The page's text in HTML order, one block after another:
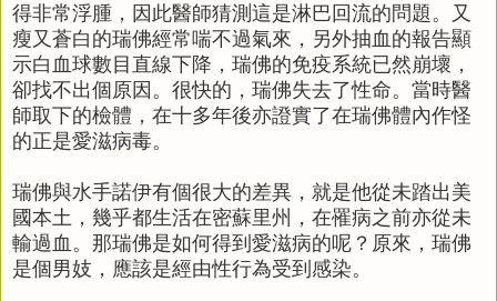
得非常浮腫，因此醫師猜測這是淋巴回流的問題。又
瘦又蒼白的瑞佛經常喘不過氣來，另外抽血的報告顯
示白血球數目直線下降，瑞佛的免疫系統已然崩壞，
卻找不出個原因。很快的，瑞佛失去了性命。當時醫
師取下的檢體，在十多年後亦證實了在瑞佛體內作怪
的正是愛滋病毒。
瑞佛與水手諾伊有個很大的差異，就是他從未踏出美
國本土，幾乎都生活在密蘇里州，在罹病之前亦從未
輸過血。那瑞佛是如何得到愛滋病的呢？原來，瑞佛
是個男妓，應該是經由性行為受到感染。